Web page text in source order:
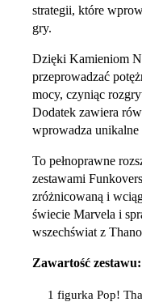
strategii, które
gry.
Dzięki Kamieniom
przeprowadzać
mocy, czyniąc
Dodatek zawiera
wprowadza
To pełnoprawne
zestawami
zróżnicowaną i
świecie Marvela i
wszechświat z
Zawartość zestawu:
1 figurka Pop!